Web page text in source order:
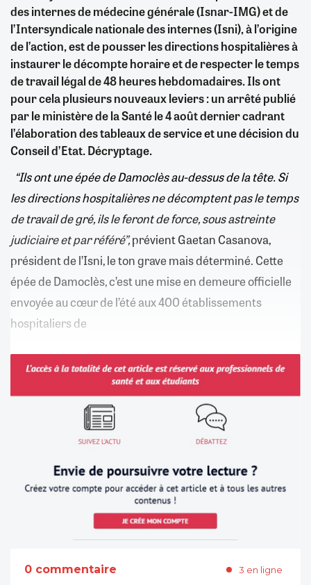
des internes de médecine générale (Isnar-IMG) et de
l’Intersyndicale nationale des internes (Isni), à l’origine
de l’action, est de pousser les directions hospitalières à
instaurer le décompte horaire et de respecter le temps
de travail légal de 48 heures hebdomadaires. Ils ont
pour cela plusieurs nouveaux leviers : un arrêté publié
par le ministère de la Santé le 4 août dernier cadrant
l’élaboration des tableaux de service et une décision du
Conseil d’Etat. Décryptage.
“Ils ont une épée de Damoclès au-dessus de la tête. Si
les directions hospitalières ne décomptent pas le temps
de travail de gré, ils le feront de force, sous astreinte
judiciaire et par référé”,prévient Gaetan Casanova,
président de l’Isni, le ton grave mais déterminé. Cette
épée de Damoclès, c’est une mise en demeure officielle
envoyée au cœur de l’été aux 400 établissements
hospitaliers de
0 commentaire 3 en ligne